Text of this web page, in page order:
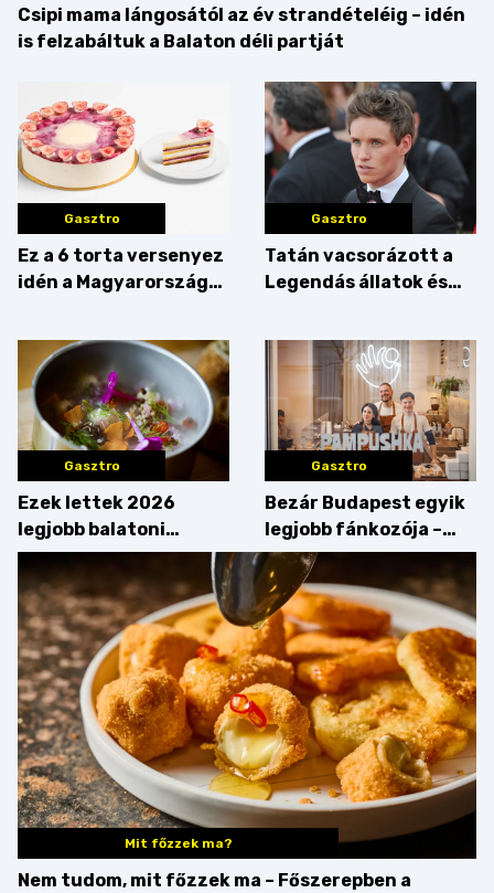
Csipi mama lángosától az év strandételéig – idén
is felzabáltuk a Balaton déli partját
Gasztro
Ez a 6 torta versenyez
idén a Magyarország
Gasztro
Tatán vacsorázott a
Legendás állatok és
Gasztro
Ezek lettek 2026
legjobb balatoni
strandételei –
végigkóstoltuk a
győzteseket
Gasztro
Bezár Budapest egyik
legjobb fánkozója –
búcsúzik a Pampushka
Mit főzzek ma?
Nem tudom, mit főzzek ma – Főszerepben a